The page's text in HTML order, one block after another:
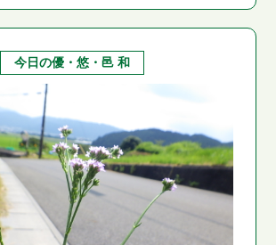
今日の優・悠・邑 和